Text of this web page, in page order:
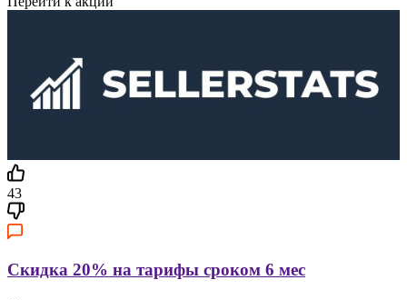
43
Скидка 20% на тарифы сроком 6 мес